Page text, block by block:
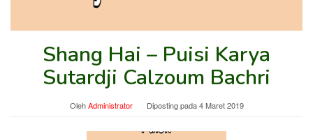
Shang Hai – Puisi Karya
Sutardji Calzoum Bachri
OlehAdministrator Diposting pada4 Maret 2019